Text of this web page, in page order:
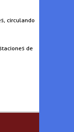
circulando
de